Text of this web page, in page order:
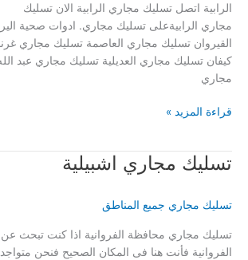
الرابية اتصل تسليك مجاري الرابية الان تسليك
مجاري الرابيةعلى تسليك مجاري. ادوات صحية
القيروان تسليك مجاري العاصمة تسليك مجاري
كيفان تسليك مجاري العديلية تسليك مجاري عبد
مجاري
تسليك
قراءة المزيد »
تسليك مجاري اشبيلية
تسليك مجاري جميع المناطق
تسليك مجاري محافظة الفروانية اذا كنت تبحث
الفروانية فأنت هنا فى المكان الصحيح فنحن